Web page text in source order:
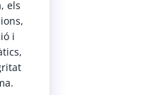
els
i